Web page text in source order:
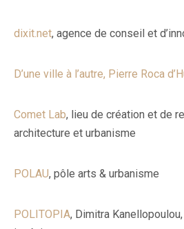
dixit.net, agence de conseil et
D’une ville à l’autre, Pierre Roca
Comet Lab, lieu de création et de
architecture et urbanisme
POLAU, pôle arts & urbanisme
POLITOPIA, Dimitra